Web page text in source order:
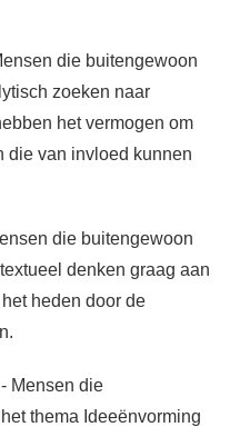
die buitengewoon
zoeken naar
het vermogen om
die van invloed kunnen
die buitengewoon
denken graag aan
heden door de
Mensen die
thema Ideeënvorming